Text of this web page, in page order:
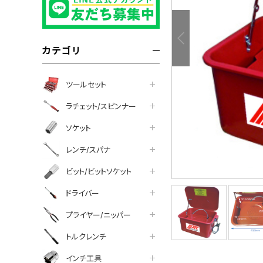
カテゴリ
ツールセット
ラチェット/スピンナー
ソケット
レンチ/スパナ
ビット/ビットソケット
ドライバー
プライヤー/ニッパー
トルクレンチ
インチ工具